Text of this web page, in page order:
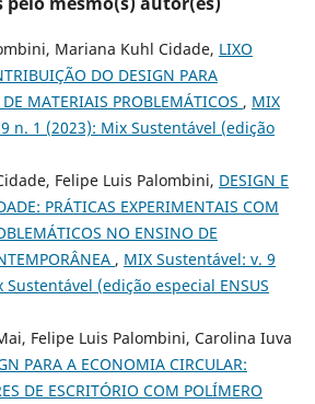
Mariana Kuhl Cidade, LIXO
DO DESIGN PARA
DE MATERIAIS PROBLEMÁTICOS , MIX
n. 1 (2023): Mix Sustentável (edição
Felipe Luis Palombini, DESIGN E
PRÁTICAS EXPERIMENTAIS COM
NO ENSINO DE
, MIX Sustentável: v. 9
Sustentável (edição especial ENSUS
Felipe Luis Palombini, Carolina Iuva
PARA A ECONOMIA CIRCULAR:
DE ESCRITÓRIO COM POLÍMERO